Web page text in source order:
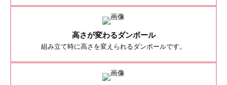
高さが変わるダンボール
組み立て時に高さを変えられるダンボールです。